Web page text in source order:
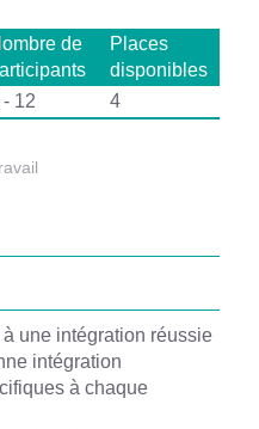
de
- 12
Places
disponibles
4
une intégration réussie
intégration
à chaque